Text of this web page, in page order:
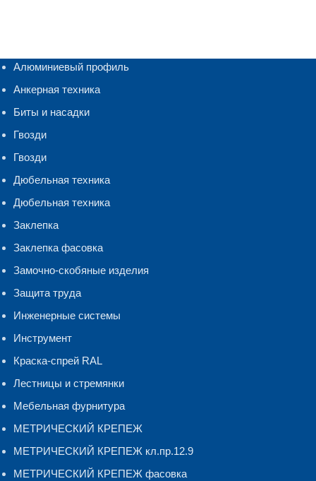
Алюминиевый профиль
Анкерная техника
Биты и насадки
Гвозди
Гвозди
Дюбельная техника
Дюбельная техника
Заклепка
Заклепка фасовка
Замочно-скобяные изделия
Защита труда
Инженерные системы
Инструмент
Краска-спрей RAL
Лестницы и стремянки
Мебельная фурнитура
МЕТРИЧЕСКИЙ КРЕПЕЖ
МЕТРИЧЕСКИЙ КРЕПЕЖ кл.пр.12.9
МЕТРИЧЕСКИЙ КРЕПЕЖ фасовка